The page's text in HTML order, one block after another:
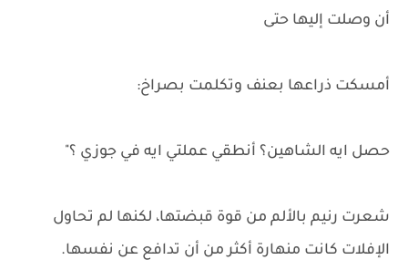
أن وصلت إليها حتى
أمسكت ذراعها بعنف وتكلمت بصراخ:
حصل ايه الشاهين؟ أنطقي عملتي ايه في جوزي ؟"
شعرت رنيم بالألم من قوة قبضتها، لكنها لم تحاول
الإفلات كانت منهارة أكثر من أن تدافع عن نفسها.